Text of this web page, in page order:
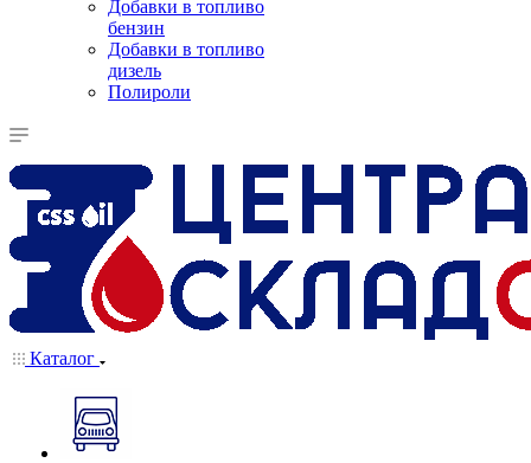
Добавки в топливо
бензин
Добавки в топливо
дизель
Полироли
Каталог